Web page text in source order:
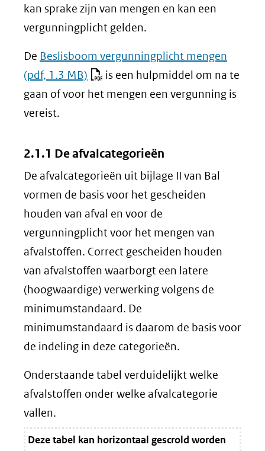
andere
website)
kan sprake zijn van mengen en kan een
vergunningplicht gelden.
De Beslisboom vergunningplicht mengen
(pdf, 1.3 MB)
is een hulpmiddel om na te
gaan of voor het mengen een vergunning is
vereist.
2.1.1 De afvalcategorieën
De afvalcategorieën uit bijlage II van Bal
vormen de basis voor het gescheiden
houden van afval en voor de
vergunningplicht voor het mengen van
afvalstoffen. Correct gescheiden houden
van afvalstoffen waarborgt een latere
(hoogwaardige) verwerking volgens de
minimumstandaard. De
minimumstandaard is daarom de basis voor
de indeling in deze categorieën.
Onderstaande tabel verduidelijkt welke
afvalstoffen onder welke afvalcategorie
vallen.
Deze tabel kan horizontaal gescrold worden